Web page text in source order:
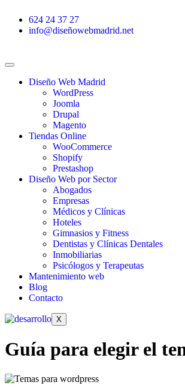
contenido
624 24 37 27
info@diseñowebmadrid.net
Diseño Web Madrid
WordPress
Joomla
Drupal
Magento
Tiendas Online
WooCommerce
Shopify
Prestashop
Diseño Web por Sector
Abogados
Empresas
Médicos y Clínicas
Hoteles
Gimnasios y Fitness
Dentistas y Clínicas Dentales
Inmobiliarias
Psicólogos y Terapeutas
Mantenimiento web
Blog
Contacto
X
Guía para elegir el